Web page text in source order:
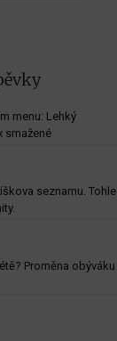
menu: Lehký
smažené
seznamu. Tohle
Proměna obýváku